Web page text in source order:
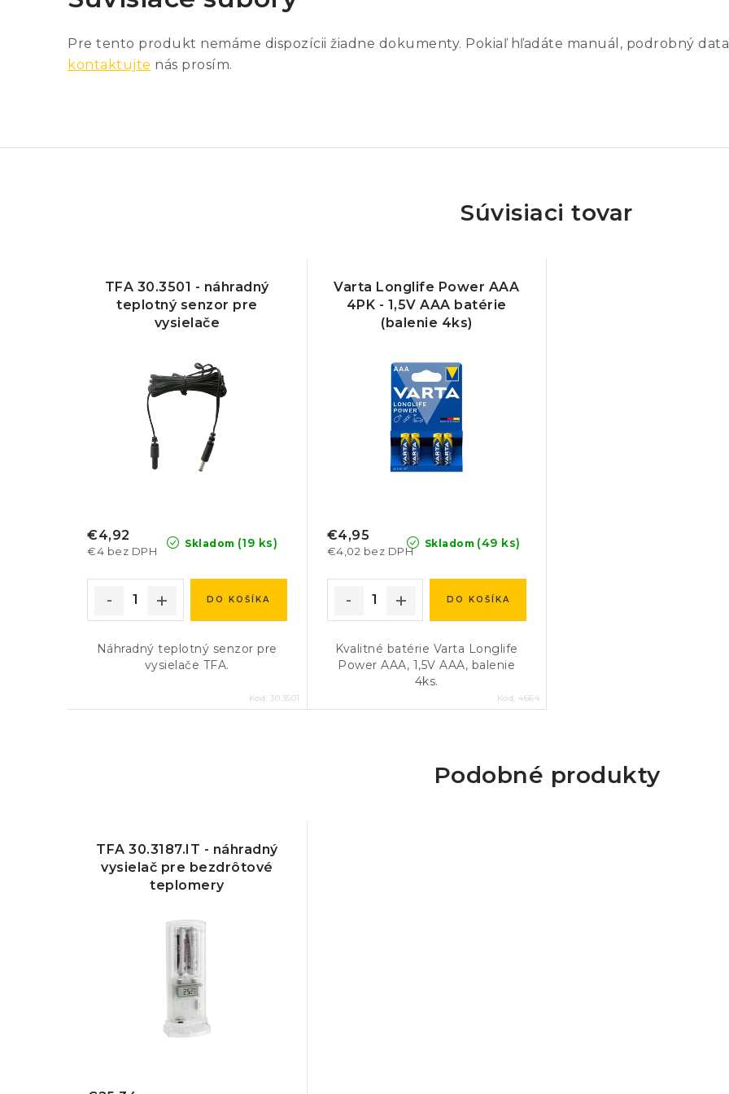
Pre tento produkt nemáme dispozícii žiadne dokumenty. Pokiaľ hľadáte manuál, podrobný
kontaktujte nás prosím.
Súvisiaci tovar
TFA 30.3501 - náhradný
teplotný senzor pre
vysielače
Skladom (19 ks)
€4 bez DPH
€4,92
DO KOŠÍKA
Náhradný teplotný senzor pre
vysielače TFA.
Kód: 30.3501
Varta Longlife Power AAA
4PK - 1,5V AAA batérie
(balenie 4ks)
Skladom (49 ks)
€4,02 bez DPH
€4,95
DO KOŠÍKA
Kvalitné batérie Varta Longlife
Power AAA, 1,5V AAA, balenie
4ks.
Kód: 4664
Podobné produkty
TFA 30.3187.IT - náhradný
vysielač pre bezdrôtové
teplomery